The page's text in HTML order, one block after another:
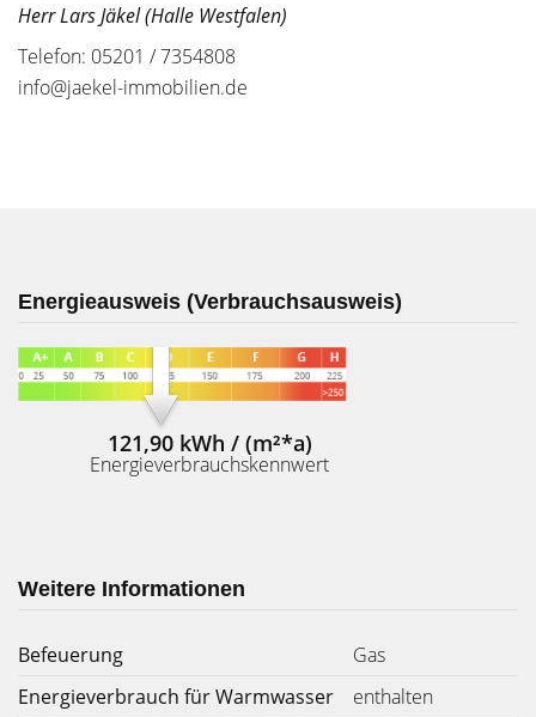
Herr Lars Jäkel (Halle Westfalen)
Telefon: 05201 / 7354808
info@jaekel-immobilien.de
Energieausweis (Verbrauchsausweis)
121,90 kWh / (m²*a)
Energieverbrauchskennwert
Weitere Informationen
Befeuerung
Gas
Energieverbrauch für Warmwasser
enthalten